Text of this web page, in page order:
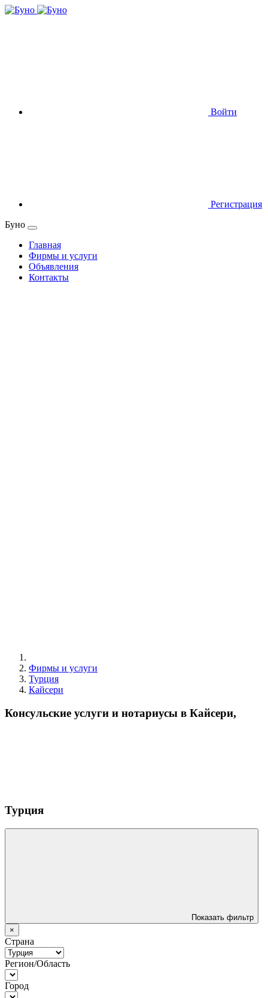
Войти
Регистрация
Буно
Главная
Фирмы и услуги
Объявления
Контакты
Фирмы и услуги
Турция
Кайсери
Консульские услуги и нотариусы в Кайсери,
Турция
Показать фильтр
×
Страна
Регион/Область
Город